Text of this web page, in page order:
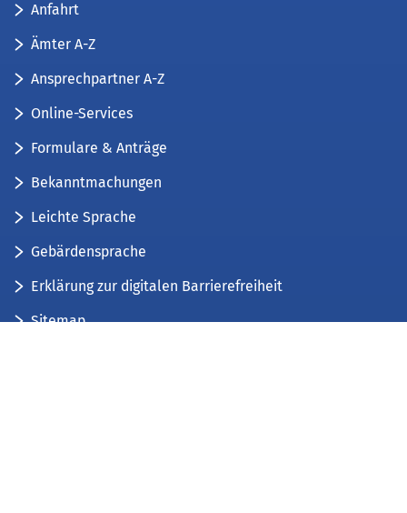
Anfahrt
Ämter A-Z
Ansprechpartner A-Z
Online-Services
Formulare & Anträge
Bekanntmachungen
Leichte Sprache
Gebärdensprache
Erklärung zur digitalen Barrierefreiheit
Sitemap